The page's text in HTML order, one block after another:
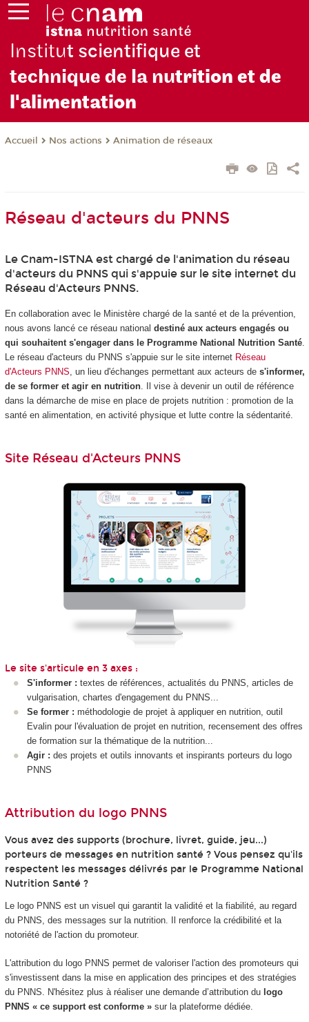
Institut scientifique et
technique de la nutrition et de
l'alimentation
Accueil Nos actions Animation de réseaux
Réseau d'acteurs du PNNS
Le Cnam-ISTNA est chargé de l'animation du réseau
d'acteurs du PNNS qui s'appuie sur le site internet du
Réseau d'Acteurs PNNS.
En collaboration avec le Ministère chargé de la santé et de la prévention,
nous avons lancé ce réseau national destiné aux acteurs engagés ou
qui souhaitent s'engager dans le Programme National Nutrition Santé.
Le réseau d'acteurs du PNNS s'appuie sur le site internet Réseau
d'Acteurs PNNS, un lieu d'échanges permettant aux acteurs de s'informer,
de se former et agir en nutrition. Il vise à devenir un outil de référence
dans la démarche de mise en place de projets nutrition : promotion de la
santé en alimentation, en activité physique et lutte contre la sédentarité.
Site Réseau d'Acteurs PNNS
Le site s'articule en 3 axes :
S'informer : textes de références, actualités du PNNS, articles de
vulgarisation, chartes d'engagement du PNNS...
Se former : méthodologie de projet à appliquer en nutrition, outil
Evalin pour l'évaluation de projet en nutrition, recensement des offres
de formation sur la thématique de la nutrition...
Agir : des projets et outils innovants et inspirants porteurs du logo
PNNS
Attribution du logo PNNS
Vous avez des supports (brochure, livret, guide, jeu...)
porteurs de messages en nutrition santé ? Vous pensez qu'ils
respectent les messages délivrés par le Programme National
Nutrition Santé ?
Le logo PNNS est un visuel qui garantit la validité et la fiabilité, au regard
du PNNS, des messages sur la nutrition. Il renforce la crédibilité et la
notoriété de l'action du promoteur.
L'attribution du logo PNNS permet de valoriser l'action des promoteurs qui
s'investissent dans la mise en application des principes et des stratégies
du PNNS. N'hésitez plus à réaliser une demande d’attribution du logo
PNNS « ce support est conforme »sur la plateforme dédiée.